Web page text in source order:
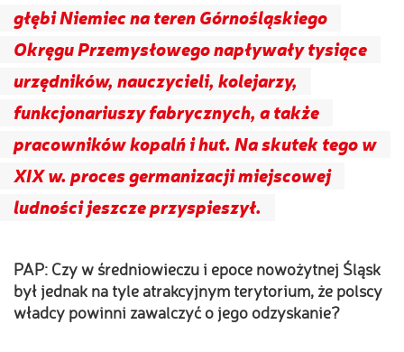
głębi Niemiec na teren Górnośląskiego
Okręgu Przemysłowego napływały tysiące
urzędników, nauczycieli, kolejarzy,
funkcjonariuszy fabrycznych, a także
pracowników kopalń i hut. Na skutek tego w
XIX w. proces germanizacji miejscowej
ludności jeszcze przyspieszył.
PAP: Czy w średniowieczu i epoce nowożytnej Śląsk
był jednak na tyle atrakcyjnym terytorium, że polscy
władcy powinni zawalczyć o jego odzyskanie?